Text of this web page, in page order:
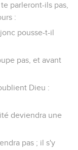
parleront-ils pas,
:
pousse-t-il
pas, et avant
Dieu :
deviendra une
pas ; il s'y